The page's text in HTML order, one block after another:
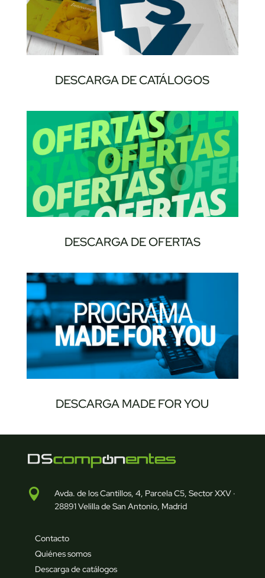
DESCARGA DE CATÁLOGOS
DESCARGA DE OFERTAS
DESCARGA MADE FOR YOU

Avda. de los Cantillos, 4, Parcela C5, Sector XXV ·
28891 Velilla de San Antonio, Madrid
Contacto
Quiénes somos
Descarga de catálogos